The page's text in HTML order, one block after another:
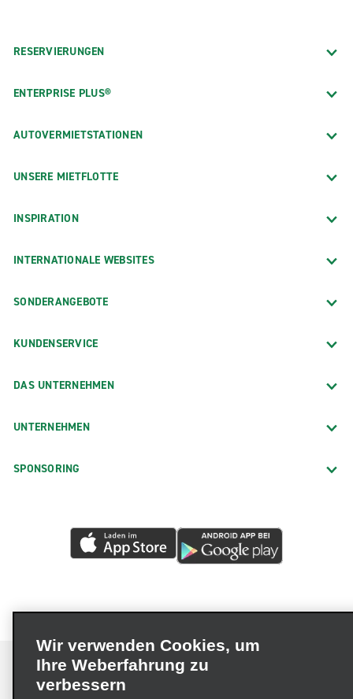
RESERVIERUNGEN
ENTERPRISE PLUS®
AUTOVERMIETSTATIONEN
UNSERE MIETFLOTTE
INSPIRATION
INTERNATIONALE WEBSITES
SONDERANGEBOTE
KUNDENSERVICE
DAS UNTERNEHMEN
UNTERNEHMEN
SPONSORING
Wir verwenden Cookies, um
Ihre Weberfahrung zu
verbessern